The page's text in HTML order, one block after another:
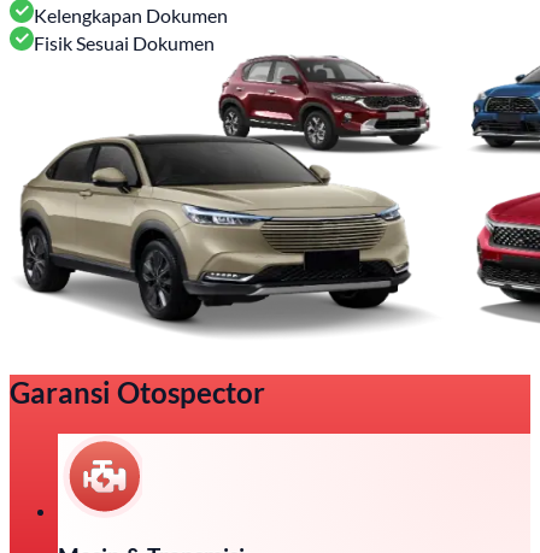
Kelengkapan Dokumen
Fisik Sesuai Dokumen
Garansi Otospector